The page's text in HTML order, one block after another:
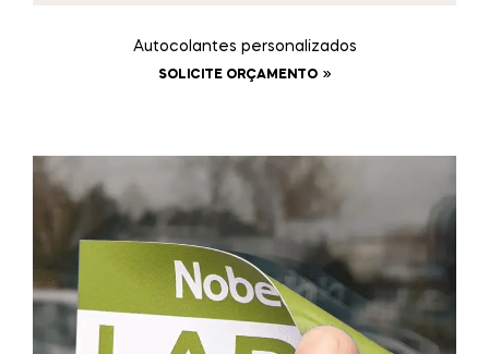
Autocolantes personalizados
SOLICITE ORÇAMENTO